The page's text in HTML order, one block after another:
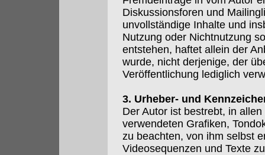
Diskussionsforen und
unvollständige Inhalte und
Nutzung oder Nichtnutzung
entstehen, haftet allein der
wurde, nicht derjenige, der
Veröffentlichung lediglich
3. Urheber- und
Der Autor ist bestrebt, in
verwendeten Grafiken,
zu beachten, von ihm selbst
Videosequenzen und Texte